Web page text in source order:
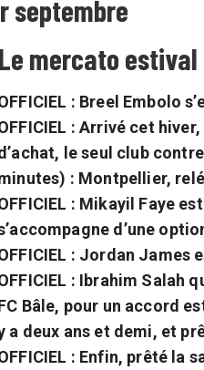
septembre
mercato
: Breel Embolo
: Arrivé cet
le seul club
: Montpellier,
: Mikayil Faye
d’une
: Jordan James
: Ibrahim Salah
Bâle, pour un accord
a deux ans et demi, et
: Enfin, prêté la